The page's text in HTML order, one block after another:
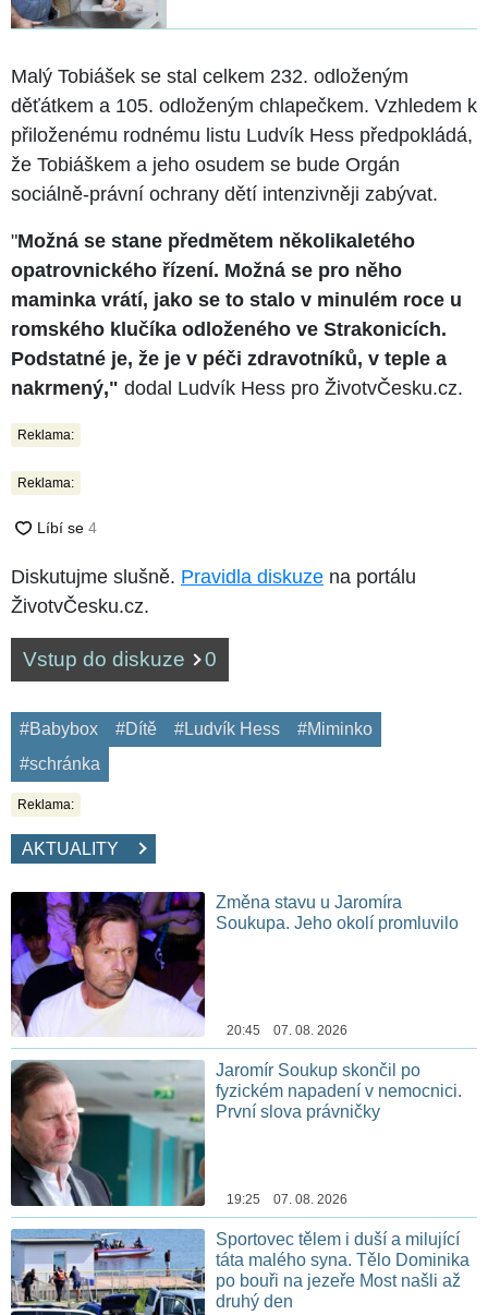
Malý Tobiášek se stal celkem 232. odloženým
děťátkem a 105. odloženým chlapečkem. Vzhledem k
přiloženému rodnému listu Ludvík Hess předpokládá,
že Tobiáškem a jeho osudem se bude Orgán
sociálně-právní ochrany dětí intenzivněji zabývat.
"Možná se stane předmětem několikaletého
opatrovnického řízení. Možná se pro něho
maminka vrátí, jako se to stalo v minulém roce u
romského klučíka odloženého ve Strakonicích.
Podstatné je, že je v péči zdravotníků, v teple a
nakrmený," dodal Ludvík Hess pro ŽivotvČesku.cz.
Reklama:
Reklama:
Diskutujme slušně. Pravidla diskuze na portálu
ŽivotvČesku.cz.
Vstup do diskuze 0
#Babybox #Dítě #Ludvík Hess
#Miminko
#schránka
Reklama:
AKTUALITY
Změna stavu u Jaromíra
Soukupa. Jeho okolí promluvilo
20:45 07. 08. 2026
Jaromír Soukup skončil po
fyzickém napadení v nemocnici.
První slova právničky
19:25 07. 08. 2026
Sportovec tělem i duší a milující
táta malého syna. Tělo Dominika
po bouři na jezeře Most našli až
druhý den